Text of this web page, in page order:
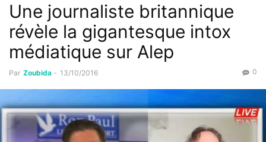
Une journaliste britannique
révèle la gigantesque intox
médiatique sur Alep
Par Zoubida - 13/10/2016 0